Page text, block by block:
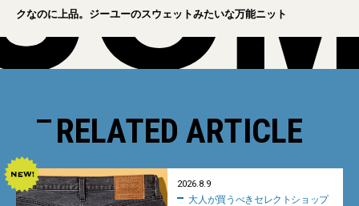
クなのに上品。ジーユーのスウェットみたいな万能ニット
RELATED ARTICLE
2026.8.9